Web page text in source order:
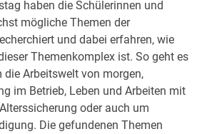
haben die Schülerinnen und
mögliche Themen der
und dabei erfahren, wie
Themenkomplex ist. So geht es
die Arbeitswelt von morgen,
im Betrieb, Leben und Arbeiten mit
oder auch um
Die gefundenen Themen